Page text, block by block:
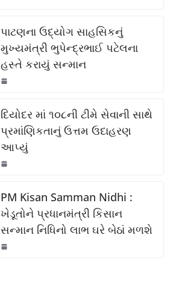
y
Li
n
k
e
પાટણના ઉદ્યોગ સાહસિકનું
મુખ્યમંત્રી ભુપેન્દ્રભાઈ પટેલના
હસ્તે કરાયું સન્માન
દિયોદર માં ૧૦૮ની ટીમે સેવાની સાથે
પ્રમાંણિકતાનું ઉત્તમ ઉદાહરણ
આપ્યું
PM Kisan Samman Nidhi :
ખેડૂતોને પ્રધાનમંત્રી કિસાન
સન્માન નિધિનો લાભ ઘરે બેઠાં મળશે